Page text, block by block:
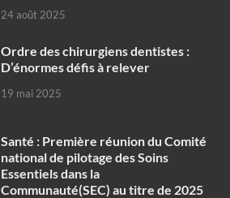
24 août 2025
Ordre des chirurgiens dentistes :
D’énormes défis à relever
19 mai 2025
Santé : Première réunion du Comité
national de pilotage des Soins
Essentiels dans la
Communauté(SEC) au titre de 2025